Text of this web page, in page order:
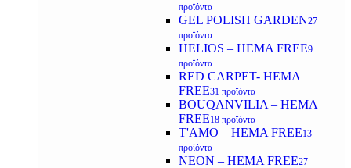
προϊόντα
GEL POLISH GARDEN27
προϊόντα
HELIOS – HEMA FREE9
προϊόντα
RED CARPET- HEMA
FREE31 προϊόντα
BOUQANVILIA – HEMA
FREE18 προϊόντα
T'AMO – HEMA FREE13
προϊόντα
NEON – HEMA FREE27